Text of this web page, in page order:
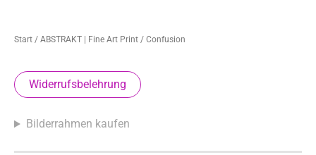
Start / ABSTRAKT | Fine Art Print / Confusion
Widerrufsbelehrung
Bilderrahmen kaufen